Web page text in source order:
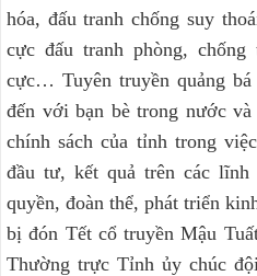
hóa, đấu tranh chống suy
cực đấu tranh phòng,
cực… Tuyên truyền quảng
đến với bạn bè trong nước
chính sách của tỉnh trong
đầu tư, kết quả trên các
quyền, đoàn thể, phát triển
bị đón Tết cổ truyền Mậu
Thường trực Tỉnh ủy chúc